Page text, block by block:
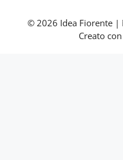
© 2026 Idea Fiorente |
Creato con